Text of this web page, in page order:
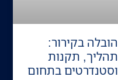
הובלה בקירור:
תהליך, תקנות
וסטנדרטים בתחום